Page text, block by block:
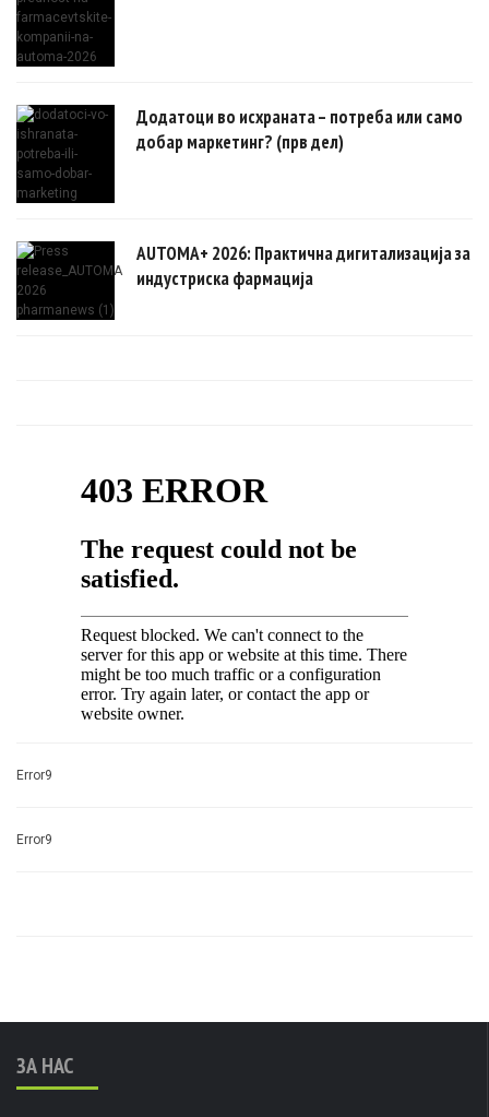
Додатоци во исхраната – потреба или само
добар маркетинг? (прв дел)
AUTOMA+ 2026: Практична дигитализација за
индустриска фармација
Error9
Error9
ЗА НАС